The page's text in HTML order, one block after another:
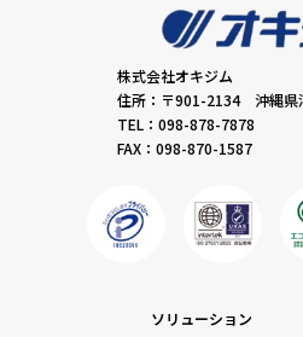
株式会社オキジム
住所：〒901-2134 沖縄県
TEL：098-878-7878
FAX：098-870-1587
ソリューション